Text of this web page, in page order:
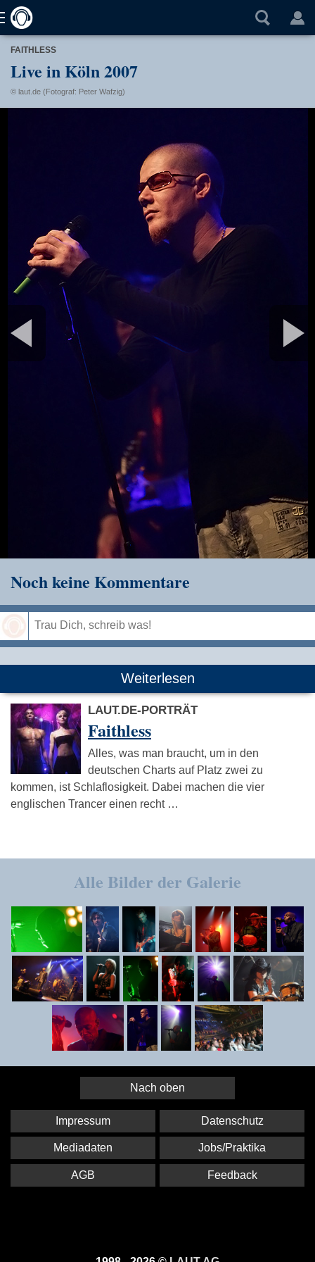
FAITHLESS
Live in Köln 2007
© laut.de (Fotograf: Peter Wafzig)
Noch keine Kommentare
Weiterlesen
LAUT.DE-PORTRÄT
Faithless
Alles, was man braucht, um in den
deutschen Charts auf Platz zwei zu
kommen, ist Schlaflosigkeit. Dabei machen die vier
englischen Trancer einen recht …
Alle Bilder der Galerie
Nach oben
Impressum Datenschutz
Mediadaten Jobs/Praktika
AGB Feedback